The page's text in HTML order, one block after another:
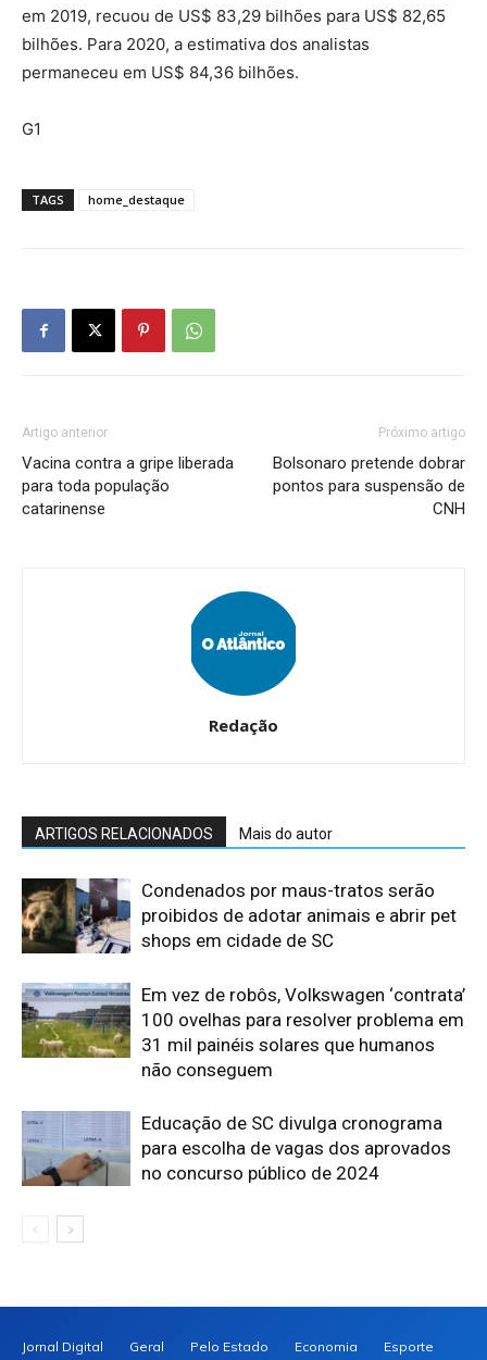
em 2019, recuou de US$ 83,29 bilhões para US$ 82,65
bilhões. Para 2020, a estimativa dos analistas
permaneceu em US$ 84,36 bilhões.
G1
TAGS home_destaque
Artigo anterior
Vacina contra a gripe liberada
para toda população
catarinense
Próximo artigo
Bolsonaro pretende dobrar
pontos para suspensão de
CNH
Redação
ARTIGOS RELACIONADOS Mais do autor
Condenados por maus-tratos serão
proibidos de adotar animais e abrir pet
shops em cidade de SC
Em vez de robôs, Volkswagen ‘contrata’
100 ovelhas para resolver problema em
31 mil painéis solares que humanos
não conseguem
Educação de SC divulga cronograma
para escolha de vagas dos aprovados
no concurso público de 2024
Jornal Digital Geral Pelo Estado Economia Esporte